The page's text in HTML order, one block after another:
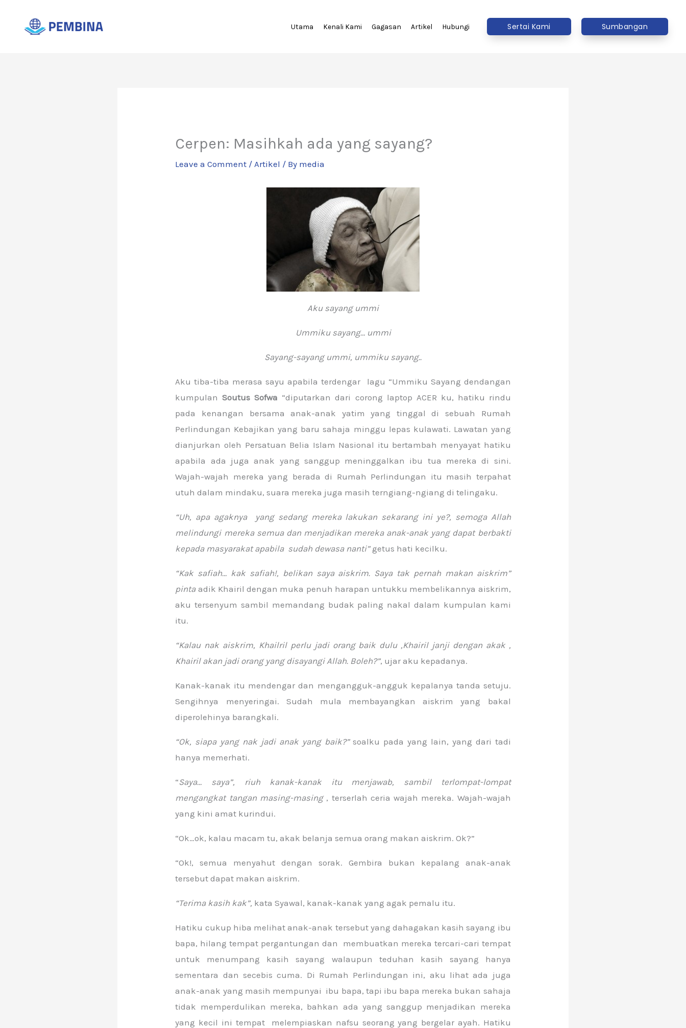
Utama Kenali Kami Gagasan Artikel Hubungi Sertai Kami Sumbangan
Cerpen: Masihkah ada yang sayang?
Leave a Comment / Artikel / By media
Aku sayang ummi
Ummiku sayang… ummi
Sayang-sayang ummi, ummiku sayang..
Aku tiba-tiba merasa sayu apabila terdengar lagu “Ummiku Sayang dendangan
kumpulanSoutus Sofwa “diputarkan dari corong laptop ACER ku, hatiku rindu
pada kenangan bersama anak-anak yatim yang tinggal di sebuah Rumah
Perlindungan Kebajikan yang baru sahaja minggu lepas kulawati. Lawatan yang
dianjurkan oleh Persatuan Belia Islam Nasional itu bertambah menyayat hatiku
apabila ada juga anak yang sanggup meninggalkan ibu tua mereka di sini.
Wajah-wajah mereka yang berada di Rumah Perlindungan itu masih terpahat
utuh dalam mindaku, suara mereka juga masih terngiang-ngiang di telingaku.
“Uh, apa agaknya yang sedang mereka lakukan sekarang ini ye?, semoga Allah
melindungi mereka semua dan menjadikan mereka anak-anak yang dapat berbakti
kepada masyarakat apabila sudah dewasa nanti”getus hati kecilku.
“Kak safiah… kak safiah!, belikan saya aiskrim. Saya tak pernah makan aiskrim”
pintaadik Khairil dengan muka penuh harapan untukku membelikannya aiskrim,
aku tersenyum sambil memandang budak paling nakal dalam kumpulan kami
itu.
“Kalau nak aiskrim, Khailril perlu jadi orang baik dulu ,Khairil janji dengan akak ,
Khairil akan jadi orang yang disayangi Allah. Boleh?”, ujar aku kepadanya.
Kanak-kanak itu mendengar dan mengangguk-angguk kepalanya tanda setuju.
Sengihnya menyeringai. Sudah mula membayangkan aiskrim yang bakal
diperolehinya barangkali.
“Ok, siapa yang nak jadi anak yang baik?”soalku pada yang lain, yang dari tadi
hanya memerhati.
“Saya… saya”, riuh kanak-kanak itu menjawab, sambil terlompat-lompat
mengangkat tangan masing-masing, terserlah ceria wajah mereka. Wajah-wajah
yang kini amat kurindui.
“Ok…ok, kalau macam tu, akak belanja semua orang makan aiskrim. Ok?”
“Ok!, semua menyahut dengan sorak. Gembira bukan kepalang anak-anak
tersebut dapat makan aiskrim.
“Terima kasih kak”, kata Syawal, kanak-kanak yang agak pemalu itu.
Hatiku cukup hiba melihat anak-anak tersebut yang dahagakan kasih sayang ibu
bapa, hilang tempat pergantungan dan membuatkan mereka tercari-cari tempat
untuk menumpang kasih sayang walaupun teduhan kasih sayang hanya
sementara dan secebis cuma. Di Rumah Perlindungan ini, aku lihat ada juga
anak-anak yang masih mempunyai ibu bapa, tapi ibu bapa mereka bukan sahaja
tidak memperdulikan mereka, bahkan ada yang sanggup menjadikan mereka
yang kecil ini tempat melempiaskan nafsu seorang yang bergelar ayah. Hatiku